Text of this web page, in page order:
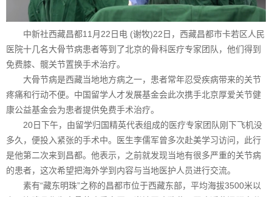
中新社西藏昌都11月22日电 (谢牧)22日，西藏昌都市卡若区人民
医院十几名大骨节病患者等到了北京的骨科医疗专家团队，他们得到
免费膝、髋关节置换手术治疗。
大骨节病是西藏当地地方病之一，患者常年忍受疾病带来的关节
疼痛和行动不便。中国留学人才发展基金会此次携手北京厚爱关节健
康公益基金会为患者提供免费手术治疗。
20日下午，由留学归国精英代表组成的医疗专家团队刚下飞机没
多久，便投入紧张的手术中。医生李儒军曾多次赴美学习访问，此行
是他第二次来到昌都。他表示，之前就发现当地有很多严重的关节病
的患者，这次希望把海外学到内容与当地医护人员进行交流。
素有“藏东明珠”之称的昌都市位于西藏东部，平均海拔3500米以